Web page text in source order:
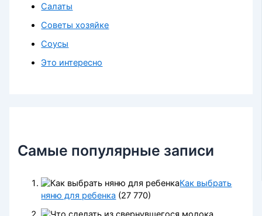
Салаты
Советы хозяйке
Соусы
Это интересно
Самые популярные записи
Как выбрать
няню для ребенка (27 770)